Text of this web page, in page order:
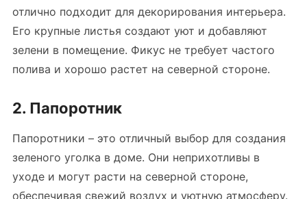
отлично подходит для декорирования интерьера.
Его крупные листья создают уют и добавляют
зелени в помещение. Фикус не требует частого
полива и хорошо растет на северной стороне.
2. Папоротник
Папоротники – это отличный выбор для создания
зеленого уголка в доме. Они неприхотливы в
уходе и могут расти на северной стороне,
обеспечивая свежий воздух и уютную атмосферу.